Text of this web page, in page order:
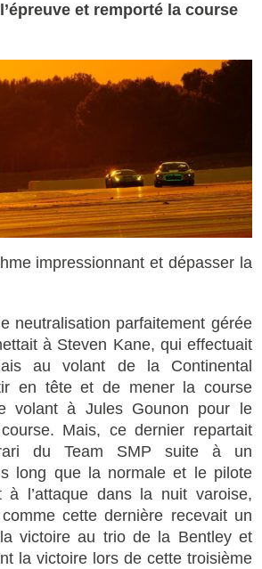
et remporté la course
impressionnant et dépasser la
neutralisation parfaitement gérée
à Steven Kane, qui effectuait
au volant de la Continental
en tête et de mener la course
volant à Jules Gounon pour le
Mais, ce dernier repartait
du Team SMP suite à un
long que la normale et le pilote
à l’attaque dans la nuit varoise,
cette dernière recevait un
victoire au trio de la Bentley et
la victoire lors de cette troisième